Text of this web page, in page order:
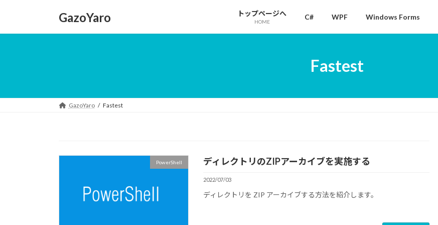
GazoYaro トップページへ
HOME
C# WPF Windows Forms
Fastest
GazoYaro Fastest
PowerShell ディレクトリのZIPアーカイブを実施する
2022/07/03
ディレクトリを ZIP アーカイブする方法を紹介します。